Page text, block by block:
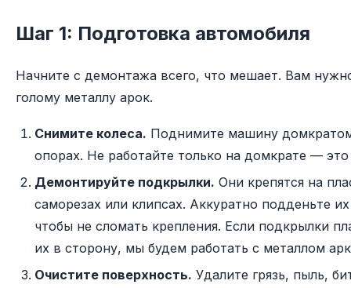
Шаг 1: Подготовка автомобиля
Начните с демонтажа всего, что мешает. Вам
голому металлу арок.
Снимите колеса. Поднимите машину
опорах. Не работайте только на домкрате —
Демонтируйте подкрылки. Они крепятся на
саморезах или клипсах. Аккуратно подденьте
чтобы не сломать крепления. Если подкрылки
их в сторону, мы будем работать с металлом
Очистите поверхность. Удалите грязь, пыль,